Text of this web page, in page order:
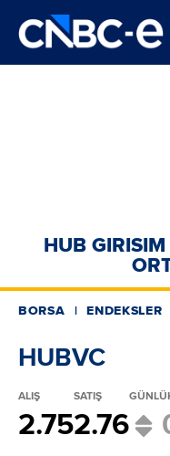
HUB
BORSA ENDEKSLER
HUBVC
ALIŞ
2.75
SATIŞ
2.76